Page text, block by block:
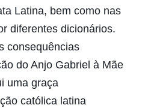
Latina, bem como nas
diferentes dicionários.
consequências
do Anjo Gabriel à Mãe
uma graça
católica latina